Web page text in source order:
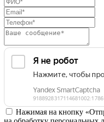
Нажимая на кнопку